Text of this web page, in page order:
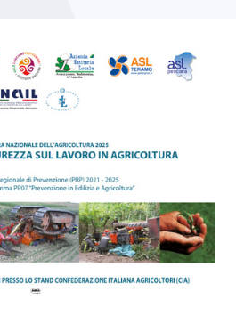
63ª edizione della